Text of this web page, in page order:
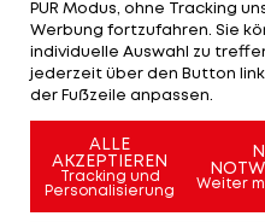
soll. Dazu ist er ein sehr
Die Teilnehmer werden
und direktem
dadurch kontinuierlich
Daniel Niedzkowski,
Lehrgangs im DFB.
PUR Modus, ohne Tracking
Werbung fortzufahren. Sie
individuelle Auswahl zu
jederzeit über den Button
der Fußzeile anpassen.
ALLE
AKZEPTIEREN
Tracking und
Personalisierung
Weiter